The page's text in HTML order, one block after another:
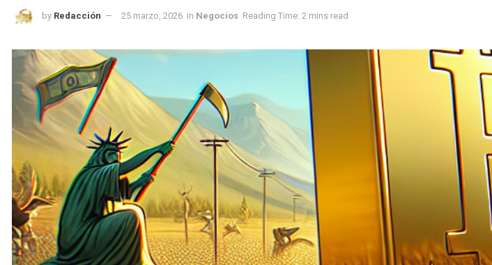
by Redacción 25 marzo, 2026 in Negocios Reading Time: 2 mins read